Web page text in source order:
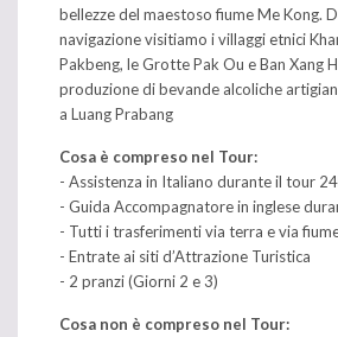
bellezze del maestoso fiume Me Kong.
navigazione visitiamo i villaggi etnici
Pakbeng, le Grotte Pak Ou e Ban Xang
produzione di bevande alcoliche
a Luang Prabang
Cosa è compreso nel Tour:
- Assistenza in Italiano durante il tour
- Guida Accompagnatore in inglese
- Tutti i trasferimenti via terra e via
- Entrate ai siti d’Attrazione Turistica
- 2 pranzi (Giorni 2 e 3)
Cosa non è compreso nel Tour: